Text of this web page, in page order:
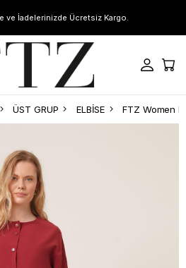
ve İadelerinizde Ücretsiz Kargo.
ÜST GRUP ELBİSE FTZ Women